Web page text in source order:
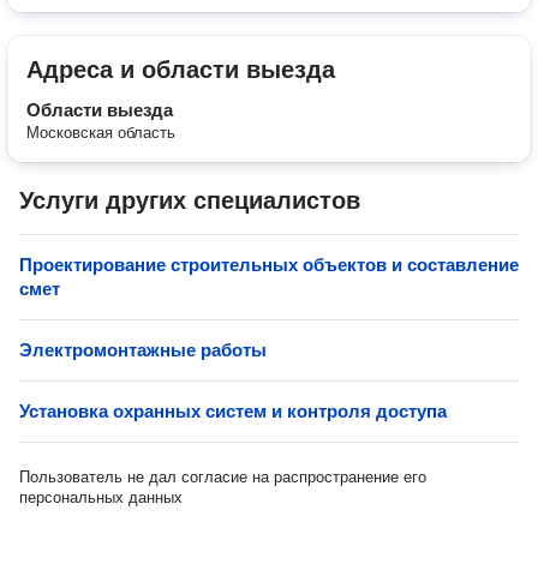
Адреса и области выезда
Области выезда
Московская область
Услуги других специалистов
Проектирование строительных объектов и составление
смет
Электромонтажные работы
Установка охранных систем и контроля доступа
Пользователь не дал согласие на распространение его
персональных данных